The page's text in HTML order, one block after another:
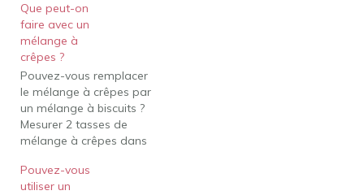
Que peut-on
faire avec un
mélange à
crêpes ?
Pouvez-vous remplacer
le mélange à crêpes par
un mélange à biscuits ?
Mesurer 2 tasses de
mélange à crêpes dans
faire des biscuits. Ajouter
1/2 tasse de lait et tout
Pouvez-vous
utiliser un